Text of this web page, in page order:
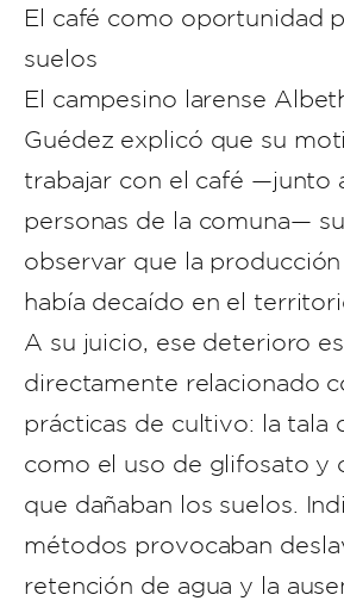
El café como oportunidad
suelos
El campesino larense
Guédez explicó que su
trabajar con el café —junto
personas de la comuna—
observar que la
había decaído en el
A su juicio, ese deterioro
directamente relacionado
prácticas de cultivo: la tala
como el uso de glifosato y
que dañaban los suelos.
métodos provocaban
retención de agua y la